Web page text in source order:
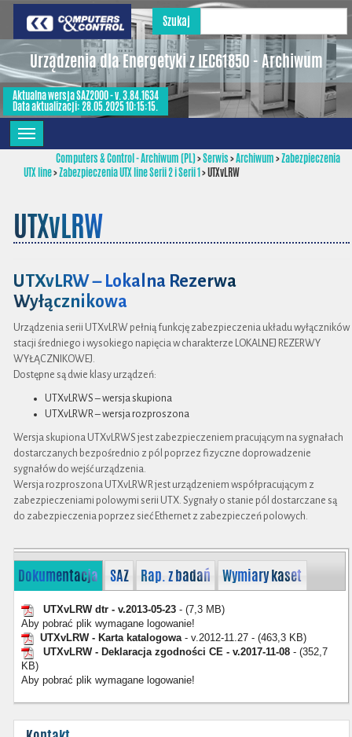
Szukaj
Urządzenia dla Energetyki z IEC61850 - Archiwum
Aktualna wersja SAZ2000 - v. 3.84.1634
Data aktualizacji: 28.05.2025 10:15:15.
Computers & Control - Archiwum (PL)>Serwis>Archiwum>Zabezpieczenia
UTX line>Zabezpieczenia UTX line Serii 2 i Serii 1>UTXvLRW
UTXvLRW
UTXvLRW – Lokalna Rezerwa
Wyłącznikowa
Urządzenia serii UTXvLRW pełnią funkcję zabezpieczenia układu wyłączników
stacji średniego i wysokiego napięcia w charakterze LOKALNEJ REZERWY
WYŁĄCZNIKOWEJ.
Dostępne są dwie klasy urządzeń:
UTXvLRWS – wersja skupiona
UTXvLRWR – wersja rozproszona
Wersja skupiona UTXvLRWS jest zabezpieczeniem pracującym na sygnałach
dostarczanych bezpośrednio z pól poprzez fizyczne doprowadzenie
sygnałów do wejść urządzenia.
Wersja rozproszona UTXvLRWR jest urządzeniem współpracującym z
zabezpieczeniami polowymi serii UTX. Sygnały o stanie pól dostarczane są
do zabezpieczenia poprzez sieć Ethernet z zabezpieczeń polowych.
Dokumentacja SAZ Rap. z badań Wymiary kaset
UTXvLRW dtr - v.2013-05-23 - (7,3 MB)
Aby pobrać plik wymagane logowanie!
UTXvLRW - Karta katalogowa- v.2012-11.27 - (463,3 KB)
UTXvLRW - Deklaracja zgodności CE - v.2017-11-08 - (352,7
KB)
Aby pobrać plik wymagane logowanie!